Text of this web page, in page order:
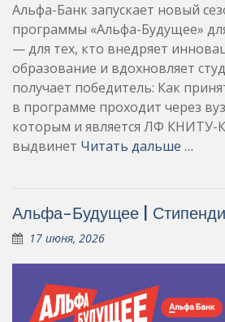
Альфа-Банк запускает новый
программы «Альфа-Будущее»
— для тех, кто внедряет
образование и вдохновляет
получает победитель: Как
в программе проходит через
которым и является ЛФ КНИТУ-
выдвинет Читать дальше …
Альфа-Будущее |
17 июня, 2026